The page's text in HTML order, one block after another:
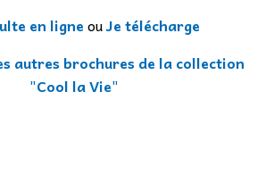
en ligneouJe télécharge
autres brochures de la collection
"Cool la Vie"